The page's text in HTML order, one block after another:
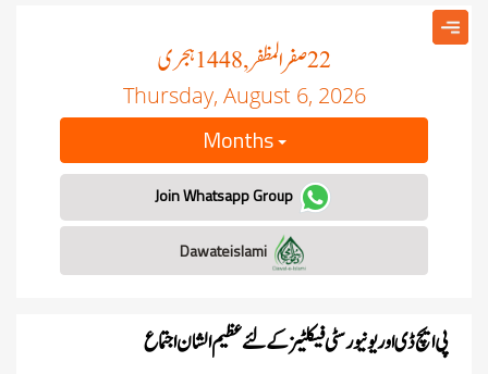
22صفر المظفر, 1448 ہجری
Thursday, August 6, 2026
Months
Join Whatsapp Group
پی ایچ ڈی اور یونیورسٹی فیکلٹیز کے لئے عظیم الشان اجتماع